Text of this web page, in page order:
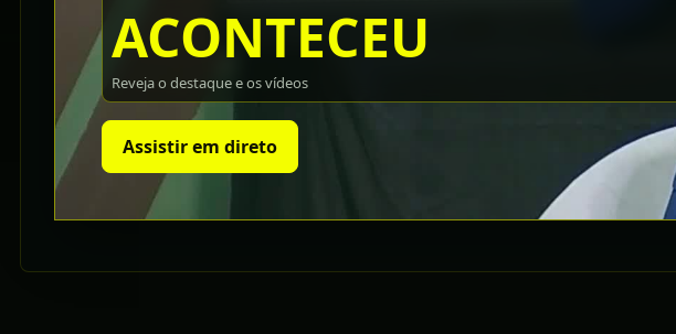
ACONTECEU
Reveja o destaque e os vídeos
Assistir em direto